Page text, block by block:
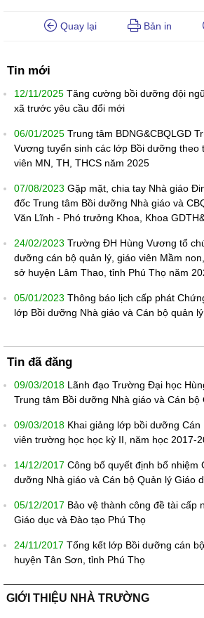
Quay lại Bản in
Tin mới
12/11/2025 Tăng cường bồi dưỡng đội
xã trước yêu cầu đổi mới
06/01/2025 Trung tâm BDNG&CBQLGD
Vương tuyển sinh các lớp Bồi dưỡng theo
viên MN, TH, THCS năm 2025
07/08/2023 Gặp mặt, chia tay Nhà giáo
đốc Trung tâm Bồi dưỡng Nhà giáo và
Văn Lĩnh - Phó trưởng Khoa, Khoa
24/02/2023 Trường ĐH Hùng Vương tổ
dưỡng cán bộ quản lý, giáo viên Mầm
sở huyện Lâm Thao, tỉnh Phú Thọ năm
05/01/2023 Thông báo lịch cấp phát
lớp Bồi dưỡng Nhà giáo và Cán bộ quản lý
Tin đã đăng
09/03/2018 Lãnh đạo Trường Đại học
Trung tâm Bồi dưỡng Nhà giáo và Cán bộ
09/03/2018 Khai giảng lớp bồi dưỡng Cán
viên trường học học kỳ II, năm học 2017-
14/12/2017 Công bố quyết định bổ nhiệm
dưỡng Nhà giáo và Cán bộ Quản lý Giáo
05/12/2017 Bảo vệ thành công đề tài cấp
Giáo dục và Đào tạo Phú Thọ
24/11/2017 Tổng kết lớp Bồi dưỡng cán
huyện Tân Sơn, tỉnh Phú Thọ
GIỚI THIỆU NHÀ TRƯỜNG